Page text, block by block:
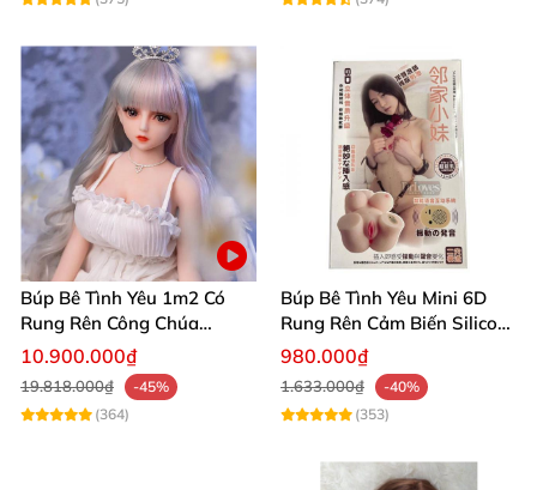
Búp Bê Tình Yêu 1m2 Có
Rung Rên Công Chúa
Anime Xinh Đẹp
10.900.000₫
19.818.000₫
-45%
(364)
Búp Bê Tình Yêu Mini 6D
Rung Rên Cảm Biến Silicon
Mềm Mịn
980.000₫
1.633.000₫
-40%
(353)